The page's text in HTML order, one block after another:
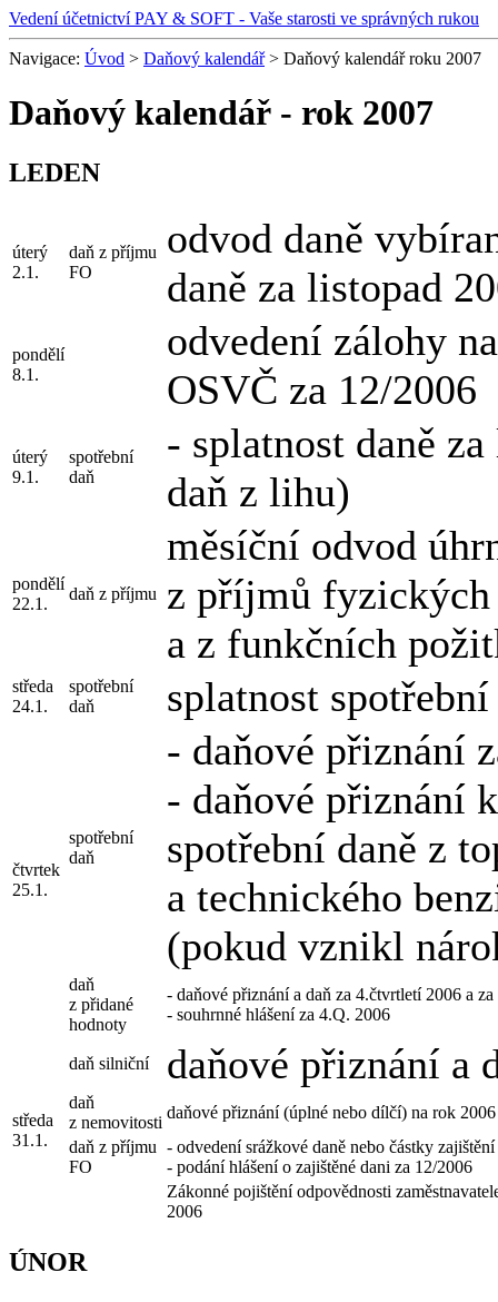
Vedení účetnictví PAY & SOFT - Vaše starosti ve správných rukou
Navigace: Úvod > Daňový kalendář> Daňový kalendář roku 2007
Daňový kalendář - rok 2007
LEDEN
úterý
2.1.
daň z příjmu
FO
odvod daně
daně za listopad
pondělí
8.1.
odvedení zálohy
OSVČ za 12/2006
úterý
9.1.
spotřební
daň
- splatnost daně
daň z lihu)
pondělí
22.1.
daň z příjmu
měsíční odvod
z příjmů fyzických
a z funkčních
středa
24.1.
spotřební
daň
splatnost
čtvrtek
25.1.
spotřební
daň
- daňové přiznání
- daňové přiznání
spotřební daně z
a technického
(pokud vznikl
daň
z přidané
hodnoty
- daňové přiznání a daň za 4.čtvrtletí 2006 a
- souhrnné hlášení za 4.Q. 2006
středa
31.1.
daň silniční daňové přiznání a
daň
z nemovitosti
daňové přiznání (úplné nebo dílčí) na rok 2006
daň z příjmu
FO
- odvedení srážkové daně nebo částky
- podání hlášení o zajištěné dani za 12/2006
Zákonné pojištění odpovědnosti
2006
ÚNOR